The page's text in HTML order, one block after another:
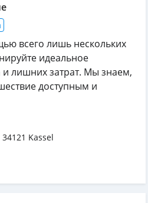
всего лишь нескольких
идеальное
и лишних затрат. Мы знаем,
доступным и
34121 Kassel